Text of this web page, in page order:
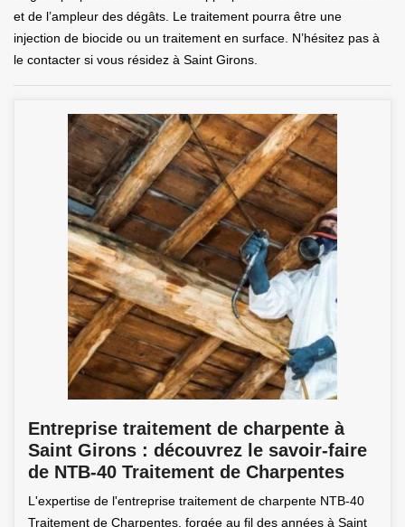
et de l’ampleur des dégâts. Le traitement pourra être une
injection de biocide ou un traitement en surface. N’hésitez pas à
le contacter si vous résidez à Saint Girons.
Entreprise traitement de charpente à
Saint Girons : découvrez le savoir-faire
de NTB-40 Traitement de Charpentes
L'expertise de l'entreprise traitement de charpente NTB-40
Traitement de Charpentes, forgée au fil des années à Saint